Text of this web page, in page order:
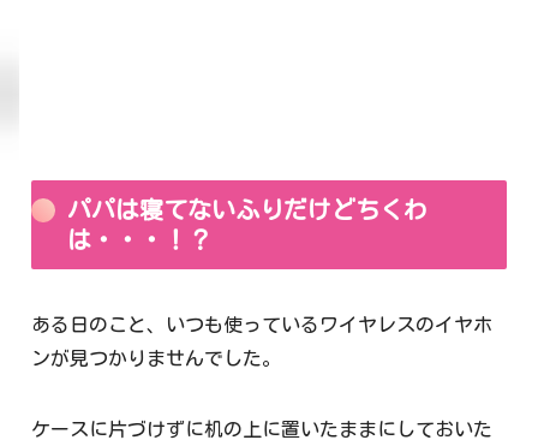
パパは寝てないふりだけどちくわ
は・・・！？
ある日のこと、いつも使っているワイヤレスのイヤホ
ンが見つかりませんでした。
ケースに片づけずに机の上に置いたままにしておいた